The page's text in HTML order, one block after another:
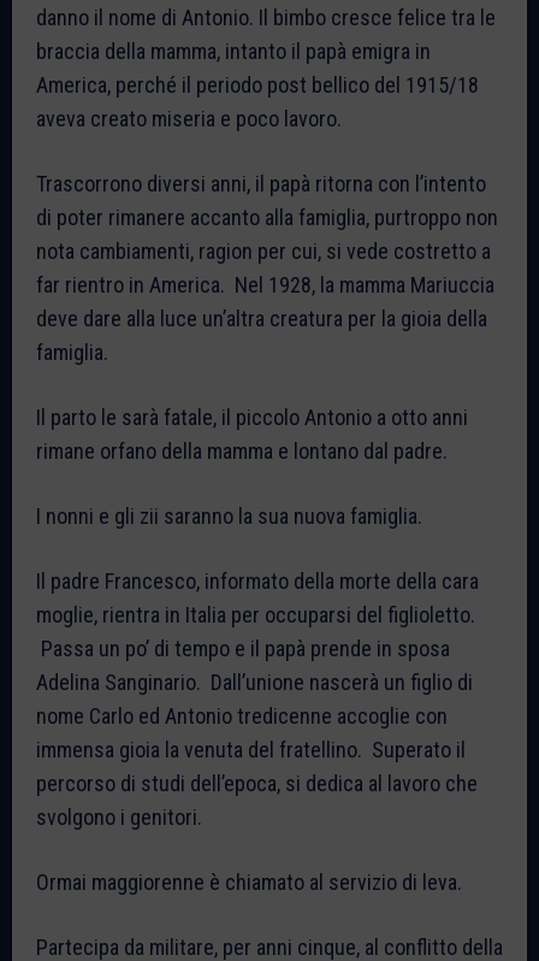
danno il nome di Antonio. Il bimbo cresce felice tra le
braccia della mamma, intanto il papà emigra in
America, perché il periodo post bellico del 1915/18
aveva creato miseria e poco lavoro.
Trascorrono diversi anni, il papà ritorna con l’intento
di poter rimanere accanto alla famiglia, purtroppo non
nota cambiamenti, ragion per cui, si vede costretto a
far rientro in America. Nel 1928, la mamma Mariuccia
deve dare alla luce un’altra creatura per la gioia della
famiglia.
Il parto le sarà fatale, il piccolo Antonio a otto anni
rimane orfano della mamma e lontano dal padre.
I nonni e gli zii saranno la sua nuova famiglia.
Il padre Francesco, informato della morte della cara
moglie, rientra in Italia per occuparsi del figlioletto.
Passa un po’ di tempo e il papà prende in sposa
Adelina Sanginario. Dall’unione nascerà un figlio di
nome Carlo ed Antonio tredicenne accoglie con
immensa gioia la venuta del fratellino. Superato il
percorso di studi dell’epoca, si dedica al lavoro che
svolgono i genitori.
Ormai maggiorenne è chiamato al servizio di leva.
Partecipa da militare, per anni cinque, al conflitto della